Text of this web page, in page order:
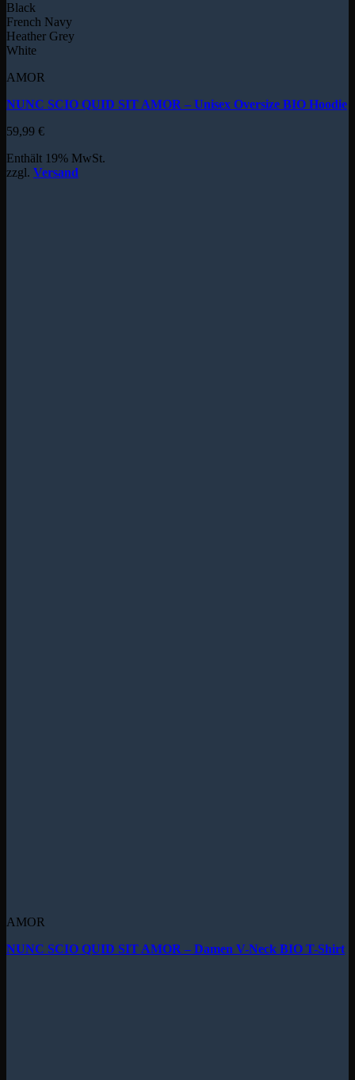
Black
French Navy
Heather Grey
White
AMOR
NUNC SCIO QUID SIT AMOR – Unisex Oversize BIO Hoodie
59,99 €
Enthält 19% MwSt.
zzgl. Versand
AMOR
NUNC SCIO QUID SIT AMOR – Damen V-Neck BIO T-Shirt